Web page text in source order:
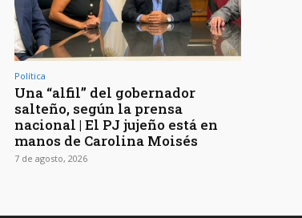
Política
Una “alfil” del gobernador
salteño, según la prensa
nacional | El PJ jujeño está en
manos de Carolina Moisés
7 de agosto, 2026